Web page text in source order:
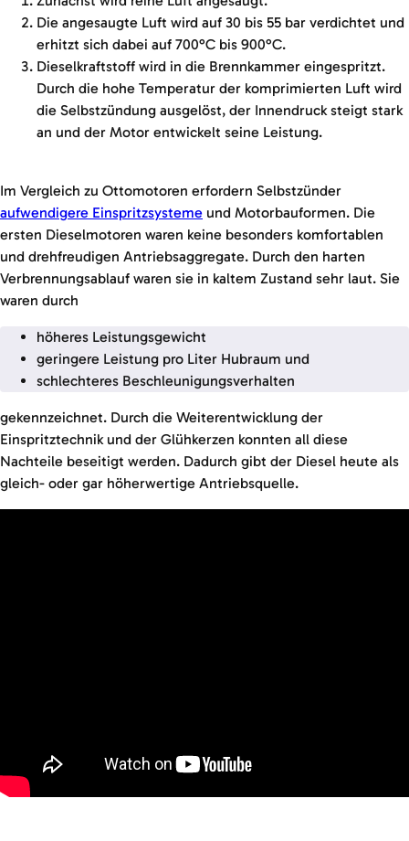
Die angesaugte Luft wird auf 30 bis 55 bar verdichtet und
erhitzt sich dabei auf 700°C bis 900°C.
Dieselkraftstoff wird in die Brennkammer eingespritzt.
Durch die hohe Temperatur der komprimierten Luft wird
die Selbstzündung ausgelöst, der Innendruck steigt stark
an und der Motor entwickelt seine Leistung.
Im Vergleich zu Ottomotoren erfordern Selbstzünder
aufwendigere Einspritzsysteme und Motorbauformen. Die
ersten Dieselmotoren waren keine besonders komfortablen
und drehfreudigen Antriebsaggregate. Durch den harten
Verbrennungsablauf waren sie in kaltem Zustand sehr laut. Sie
waren durch
höheres Leistungsgewicht
geringere Leistung pro Liter Hubraum und
schlechteres Beschleunigungsverhalten
gekennzeichnet. Durch die Weiterentwicklung der
Einspritztechnik und der Glühkerzen konnten all diese
Nachteile beseitigt werden. Dadurch gibt der Diesel heute als
gleich- oder gar höherwertige Antriebsquelle.